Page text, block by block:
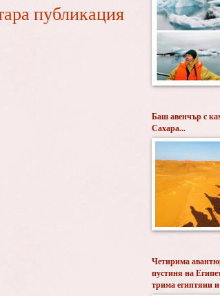
публикация
Баш авенчър с
Сахара...
Четирима
пустиня на
трима египтяни и